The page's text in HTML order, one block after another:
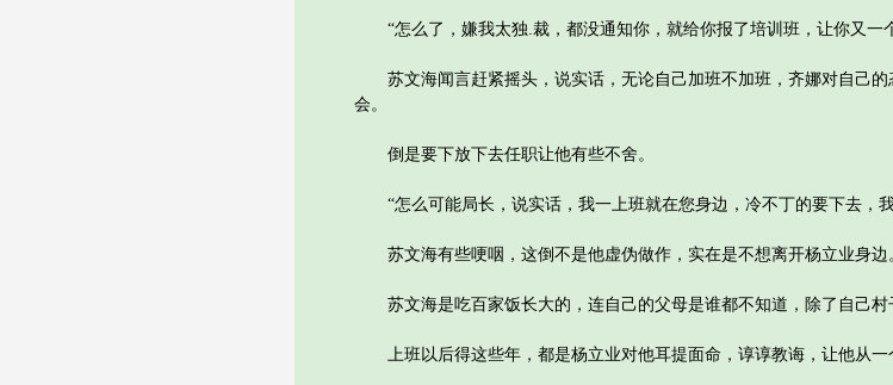
“怎么了，嫌我太独.裁，都没通知你，就给你报了培训班，让你又一
苏文海闻言赶紧摇头，说实话，无论自己加班不加班，齐娜对自己的
会。
倒是要下放下去任职让他有些不舍。
“怎么可能局长，说实话，我一上班就在您身边，冷不丁的要下去，
苏文海有些哽咽，这倒不是他虚伪做作，实在是不想离开杨立业身边
苏文海是吃百家饭长大的，连自己的父母是谁都不知道，除了自己村
上班以后得这些年，都是杨立业对他耳提面命，谆谆教诲，让他从一